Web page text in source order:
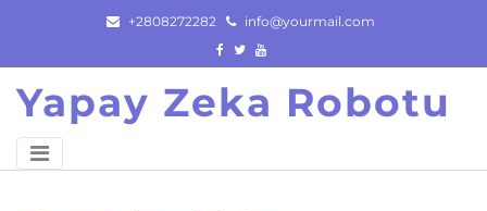
content
+2808272282 info@yourmail.com
Yapay Zeka Robotu